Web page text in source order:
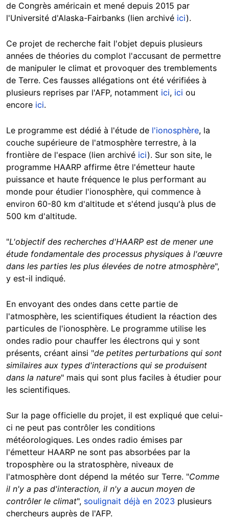
de Congrès américain et mené depuis 2015 par
l'Université d'Alaska-Fairbanks (lien archivé ici).
Ce projet de recherche fait l'objet depuis plusieurs
années de théories du complot l'accusant de permettre
de manipuler le climat et provoquer des tremblements
de Terre. Ces fausses allégations ont été vérifiées à
plusieurs reprises par l'AFP, notamment ici, ici ou
encore ici.
Le programme est dédié à l'étude de l'ionosphère, la
couche supérieure de l'atmosphère terrestre, à la
frontière de l'espace (lien archivé ici). Sur son site, le
programme HAARP affirme être l'émetteur haute
puissance et haute fréquence le plus performant au
monde pour étudier l'ionosphère, qui commence à
environ 60-80 km d'altitude et s'étend jusqu'à plus de
500 km d'altitude.
"L'objectif des recherches d'HAARP est de mener une
étude fondamentale des processus physiques à l'œuvre
dans les parties les plus élevées de notre atmosphère",
y est-il indiqué.
En envoyant des ondes dans cette partie de
l'atmosphère, les scientifiques étudient la réaction des
particules de l'ionosphère. Le programme utilise les
ondes radio pour chauffer les électrons qui y sont
présents, créant ainsi "de petites perturbations qui sont
similaires aux types d'interactions qui se produisent
dans la nature" mais qui sont plus faciles à étudier pour
les scientifiques.
Sur la page officielle du projet, il est expliqué que celui-
ci ne peut pas contrôler les conditions
météorologiques. Les ondes radio émises par
l'émetteur HAARP ne sont pas absorbées par la
troposphère ou la stratosphère, niveaux de
l'atmosphère dont dépend la météo sur Terre. "Comme
il n'y a pas d'interaction, il n'y a aucun moyen de
contrôler le climat", soulignait déjà en 2023 plusieurs
chercheurs auprès de l'AFP.